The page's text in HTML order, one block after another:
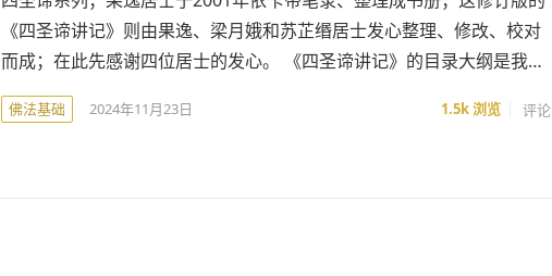
《四圣谛讲记》则由果逸、梁月娥和苏芷缗居士发心整理、修改、校对
而成；在此先感谢四位居士的发心。 《四圣谛讲记》的目录大纲是我…
佛法基础 2024年11月23日 1.5k浏览 评论